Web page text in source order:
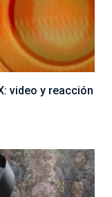
video y reacción